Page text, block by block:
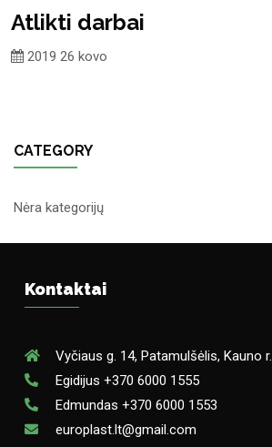
Atlikti darbai
2019 26 kovo
CATEGORY
Nėra kategorijų
Kontaktai
Vyčiaus g. 14, Patamulšėlis, Kauno r.
Egidijus +370 6000 1555
Edmundas +370 6000 1553
europlast.lt@gmail.com